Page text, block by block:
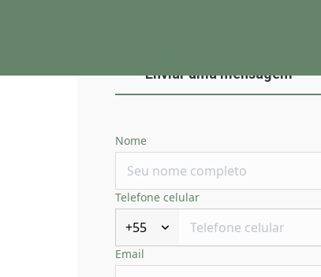
Enviar uma mensagem
Nome
Telefone celular
+55
Email